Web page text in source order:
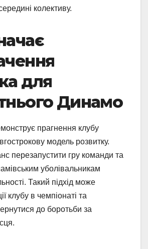
колективу.
для
Динамо
прагнення клубу
модель розвитку.
перезапустити гру команди та
уболівальникам
Такий підхід може
клубу в чемпіонаті та
до боротьби за